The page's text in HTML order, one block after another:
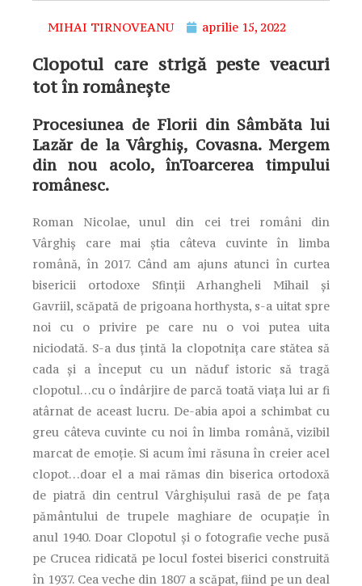
MIHAI TIRNOVEANU aprilie 15, 2022
Clopotul care strigă peste veacuri
tot în românește
Procesiunea de Florii din Sâmbăta lui
Lazăr de la Vârghiș, Covasna. Mergem
din nou acolo, înToarcerea timpului
românesc.
Roman Nicolae, unul din cei trei români din
Vârghiș care mai știa câteva cuvinte în limba
română, în 2017. Când am ajuns atunci în curtea
bisericii ortodoxe Sfinții Arhangheli Mihail și
Gavriil, scăpată de prigoana horthysta, s-a uitat spre
noi cu o privire pe care nu o voi putea uita
niciodată. S-a dus țintă la clopotnița care stătea să
cada și a început cu un năduf istoric să tragă
clopotul…cu o îndârjire de parcă toată viața lui ar fi
atârnat de aceast lucru. De-abia apoi a schimbat cu
greu câteva cuvinte cu noi în limba română, vizibil
marcat de emoție. Si acum îmi răsuna în creier acel
clopot…doar el a mai rămas din biserica ortodoxă
de piatră din centrul Vârghișului rasă de pe fața
pământului de trupele maghiare de ocupație în
anul 1940. Doar Clopotul și o fotografie veche pusă
pe Crucea ridicată pe locul fostei biserici construită
în 1937. Cea veche din 1807 a scăpat, fiind pe un deal